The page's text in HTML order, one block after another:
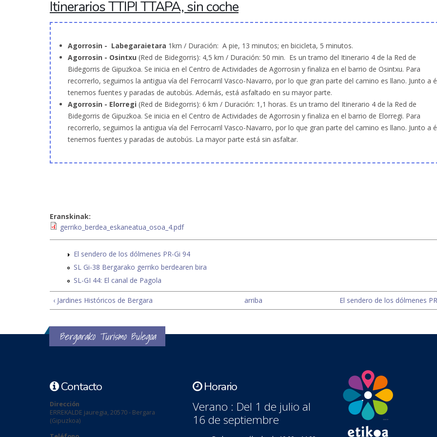
Itinerarios TTIPI TTAPA, sin coche
Agorrosin - Labegaraietara 1km / Duración: A pie, 13 minutos; en bicicleta, 5 minutos.
Agorrosin - Osintxu (Red de Bidegorris): 4,5 km / Duración: 50 min. Es un tramo del Itinerario 4 de la Red de
Bidegorris de Gipuzkoa. Se inicia en el Centro de Actividades de Agorrosin y finaliza en el barrio de Osintxu. Para
recorrerlo, seguimos la antigua vía del Ferrocarril Vasco-Navarro, por lo que gran parte del camino es llano. Junto a
tenemos fuentes y paradas de autobús. Además, está asfaltado en su mayor parte.
Agorrosin - Elorregi (Red de Bidegorris): 6 km / Duración: 1,1 horas. Es un tramo del Itinerario 4 de la Red de
Bidegorris de Gipuzkoa. Se inicia en el Centro de Actividades de Agorrosin y finaliza en el barrio de Elorregi. Para
recorrerlo, seguimos la antigua vía del Ferrocarril Vasco-Navarro, por lo que gran parte del camino es llano. Junto a
tenemos fuentes y paradas de autobús. La mayor parte está sin asfaltar.
Eranskinak:
gerriko_berdea_eskaneatua_osoa_4.pdf
El sendero de los dólmenes PR-Gi 94
SL Gi-38 Bergarako gerriko berdearen bira
SL-GI 44: El canal de Pagola
‹ Jardines Históricos de Bergara arriba El sendero de los dólmenes
Bergarako Turismo Bulegoa
Contacto
Dirección
ERREKALDE jauregia, 20570 - Bergara
(Gipuzkoa)
Horario
Verano : Del 1 de julio al
16 de septiembre